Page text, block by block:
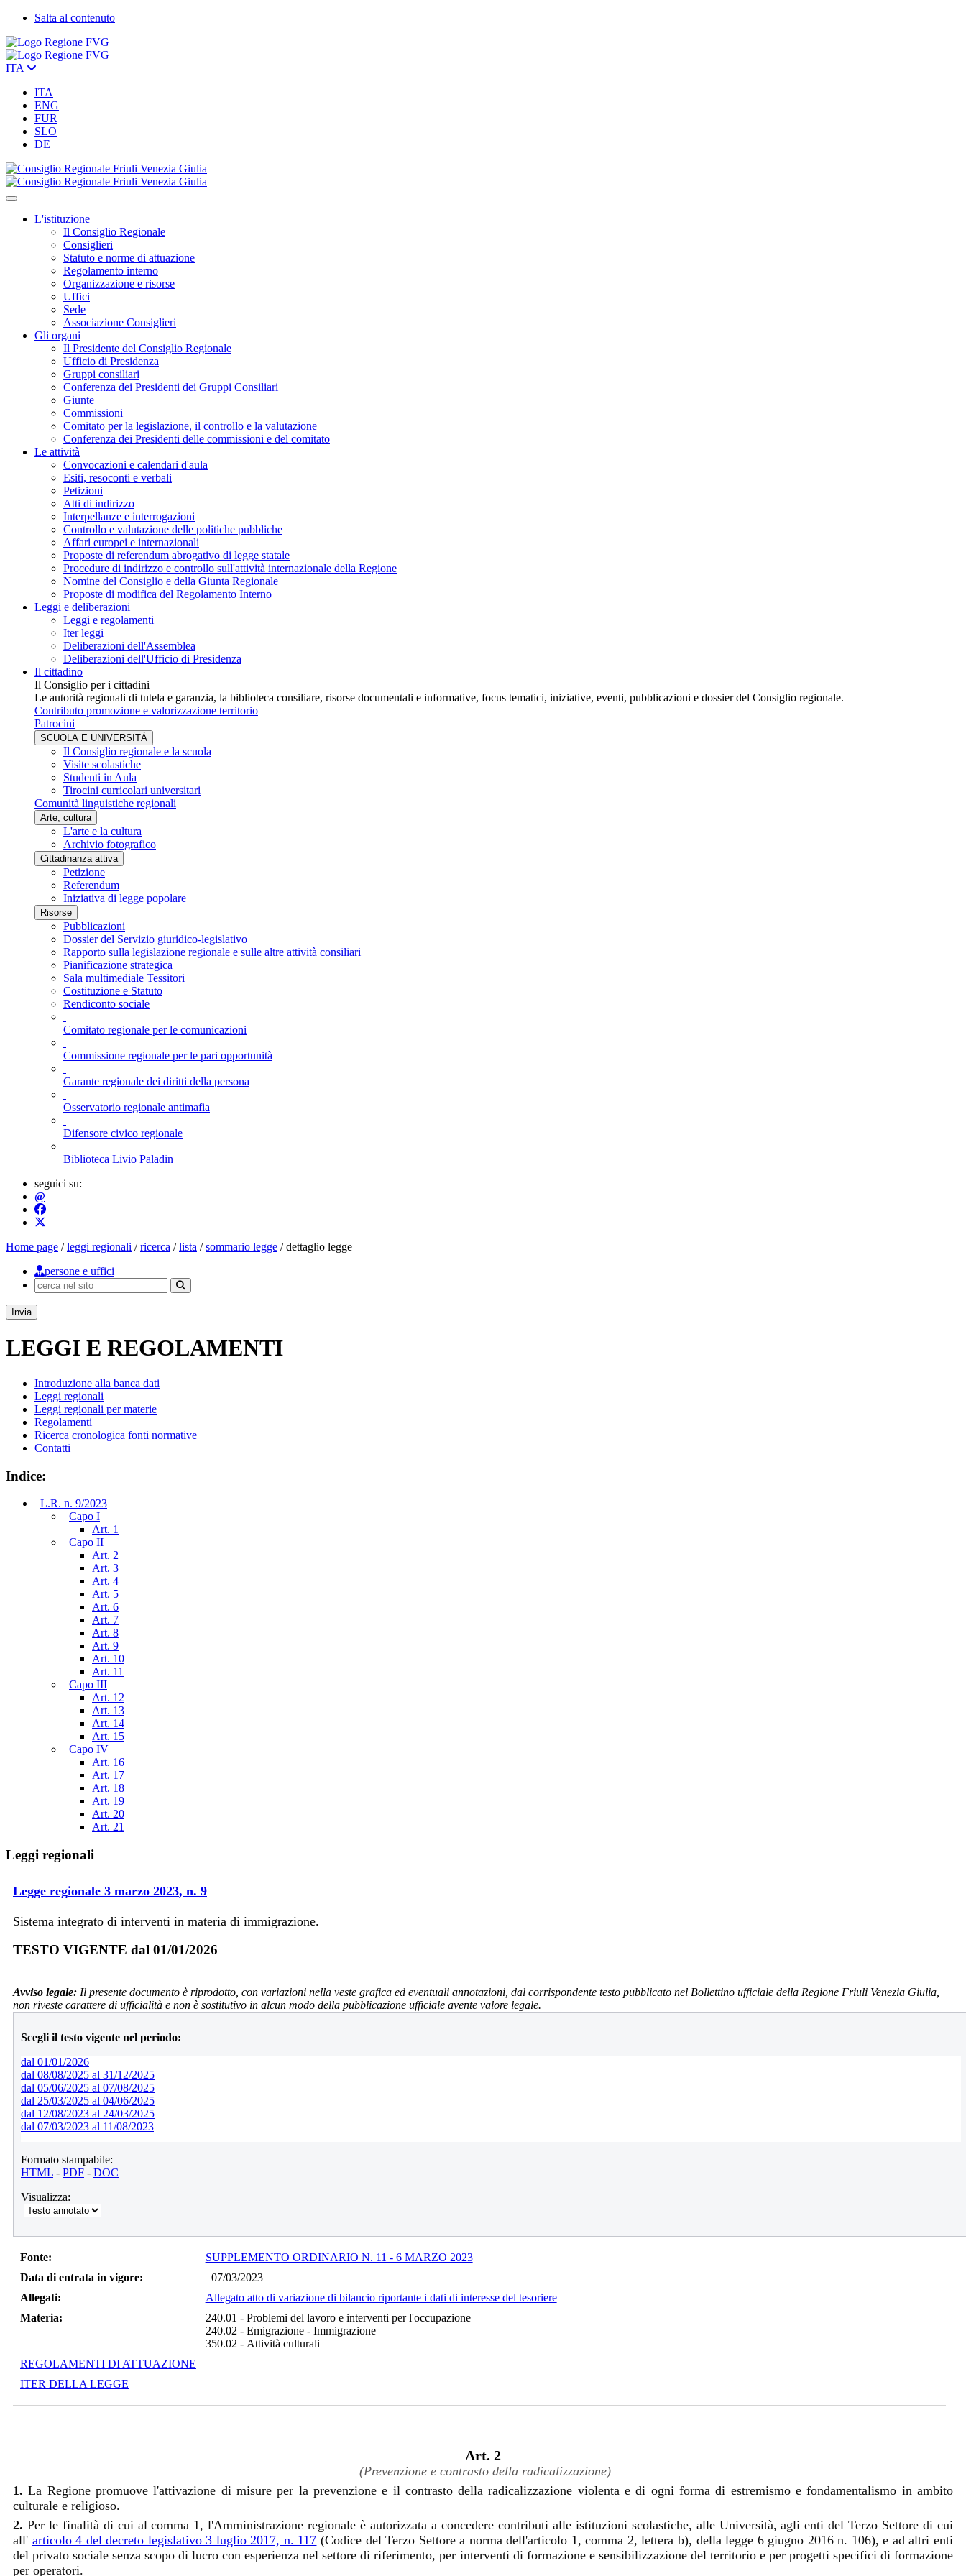
Salta al contenuto
ITA
ITA
ENG
FUR
SLO
DE
L'istituzione
Il Consiglio Regionale
Consiglieri
Statuto e norme di attuazione
Regolamento interno
Organizzazione e risorse
Uffici
Sede
Associazione Consiglieri
Gli organi
Il Presidente del Consiglio Regionale
Ufficio di Presidenza
Gruppi consiliari
Conferenza dei Presidenti dei Gruppi Consiliari
Giunte
Commissioni
Comitato per la legislazione, il controllo e la valutazione
Conferenza dei Presidenti delle commissioni e del comitato
Le attività
Convocazioni e calendari d'aula
Esiti, resoconti e verbali
Petizioni
Atti di indirizzo
Interpellanze e interrogazioni
Controllo e valutazione delle politiche pubbliche
Affari europei e internazionali
Proposte di referendum abrogativo di legge statale
Procedure di indirizzo e controllo sull'attività internazionale della Regione
Nomine del Consiglio e della Giunta Regionale
Proposte di modifica del Regolamento Interno
Leggi e deliberazioni
Leggi e regolamenti
Iter leggi
Deliberazioni dell'Assemblea
Deliberazioni dell'Ufficio di Presidenza
Il cittadino
Il Consiglio per i cittadini
Le autorità regionali di tutela e garanzia, la biblioteca consiliare, risorse documentali e informative, focus tematici, iniziative, eventi, pubblicazioni e dossier del Consiglio regionale.
Contributo promozione e valorizzazione territorio
Patrocini
SCUOLA E UNIVERSITÀ
Il Consiglio regionale e la scuola
Visite scolastiche
Studenti in Aula
Tirocini curricolari universitari
Comunità linguistiche regionali
Arte, cultura
L'arte e la cultura
Archivio fotografico
Cittadinanza attiva
Petizione
Referendum
Iniziativa di legge popolare
Risorse
Pubblicazioni
Dossier del Servizio giuridico-legislativo
Rapporto sulla legislazione regionale e sulle altre attività consiliari
Pianificazione strategica
Sala multimediale Tessitori
Costituzione e Statuto
Rendiconto sociale
Comitato regionale per le comunicazioni
Commissione regionale per le pari opportunità
Garante regionale dei diritti della persona
Osservatorio regionale antimafia
Difensore civico regionale
Biblioteca Livio Paladin
persone e uffici
Cerca nel sito
seguici su:
@
Home page /leggi regionali /ricerca /lista /sommario legge /dettaglio legge
persone e uffici
Ricerca
Esegui ricerca
Invia
LEGGI E REGOLAMENTI
Introduzione alla banca dati
Leggi regionali
Leggi regionali per materie
Regolamenti
Ricerca cronologica fonti normative
Contatti
Indice:
L.R. n. 9/2023
Capo I
Art. 1
Capo II
Art. 2
Art. 3
Art. 4
Art. 5
Art. 6
Art. 7
Art. 8
Art. 9
Art. 10
Art. 11
Capo III
Art. 12
Art. 13
Art. 14
Art. 15
Capo IV
Art. 16
Art. 17
Art. 18
Art. 19
Art. 20
Art. 21
Leggi regionali
Legge regionale 3 marzo 2023, n. 9
Sistema integrato di interventi in materia di immigrazione.
TESTO VIGENTE dal 01/01/2026
Avviso legale: Il presente documento è riprodotto, con variazioni nella veste grafica ed eventuali annotazioni, dal corrispondente testo pubblicato nel Bollettino ufficiale della Regione Friuli Venezia Giulia,
non riveste carattere di ufficialità e non è sostitutivo in alcun modo della pubblicazione ufficiale avente valore legale.
Scegli il testo vigente nel periodo:
dal 01/01/2026
dal 08/08/2025 al 31/12/2025
dal 05/06/2025 al 07/08/2025
dal 25/03/2025 al 04/06/2025
dal 12/08/2023 al 24/03/2025
dal 07/03/2023 al 11/08/2023
Formato stampabile:
HTML - PDF - DOC
Visualizza:
Fonte:
SUPPLEMENTO ORDINARIO N. 11 - 6 MARZO 2023
Data di entrata in vigore:
07/03/2023
Allegati:
Allegato atto di variazione di bilancio riportante i dati di interesse del tesoriere
Materia:
240.01 - Problemi del lavoro e interventi per l'occupazione
240.02 - Emigrazione - Immigrazione
350.02 - Attività culturali
REGOLAMENTI DI ATTUAZIONE
ITER DELLA LEGGE
Art. 2
(Prevenzione e contrasto della radicalizzazione)
1.La Regione promuove l'attivazione di misure per la prevenzione e il contrasto della radicalizzazione violenta e di ogni forma di estremismo e fondamentalismo in ambito
culturale e religioso.
2. Per le finalità di cui al comma 1, l'Amministrazione regionale è autorizzata a concedere contributi alle istituzioni scolastiche, alle Università, agli enti del Terzo Settore di cui
all' articolo 4 del decreto legislativo 3 luglio 2017, n. 117 (Codice del Terzo Settore a norma dell'articolo 1, comma 2, lettera b), della legge 6 giugno 2016 n. 106), e ad altri enti
del privato sociale senza scopo di lucro con esperienza nel settore di riferimento, per interventi di formazione e sensibilizzazione del territorio e per progetti specifici di formazione
per operatori.